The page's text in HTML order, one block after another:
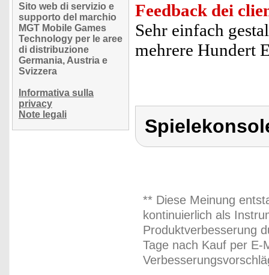
Sito web di servizio e
supporto del marchio
MGT Mobile Games
Technology per le aree
di distribuzione
Germania, Austria e
Svizzera
Informativa sulla
privacy
Note legali
Feedback dei
Sehr einfach
mehrere Hundert
** Diese Meinung
kontinuierlich als
Produktverbesserung
Tage nach Kauf per E-